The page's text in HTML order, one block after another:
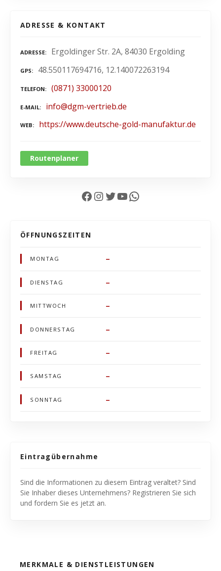
ADRESSE & KONTAKT
ADRESSE Ergoldinger Str. 2A, 84030 Ergolding
GPS 48.550117694716, 12.140072263194
TELEFON (0871) 33000120
E-MAIL info@dgm-vertrieb.de
WEB https://www.deutsche-gold-manufaktur.de
Routenplaner
Facebook InstagramTwitter YouTube WhatsApp
ÖFFNUNGSZEITEN
MONTAG –
DIENSTAG –
MITTWOCH –
DONNERSTAG –
FREITAG –
SAMSTAG –
SONNTAG –
Eintragübernahme
Sind die Informationen zu diesem Eintrag veraltet? Sind
Sie Inhaber dieses Unternehmens? Registrieren Sie sich
und fordern Sie es jetzt an.
MERKMALE & DIENSTLEISTUNGEN